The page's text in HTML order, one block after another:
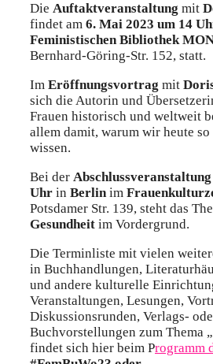
Die Auftaktveranstaltung mit
findet am 6. Mai 2023 um 14
Feministischen Bibliothek
Bernhard-Göring-Str. 152, statt.
Im Eröffnungsvortrag mit
sich die Autorin und
Frauen historisch und weltweit
allem damit, warum wir heute
wissen.
Bei der Abschlussveranstaltung
Uhr in Berlinim
Potsdamer Str. 139, steht das
Gesundheit im Vordergrund.
Die Terminliste mit vielen
in Buchhandlungen,
und andere kulturelle
Veranstaltungen, Lesungen,
Diskussionsrunden, Verlags-
Buchvorstellungen zum Thema
findet sich hier beim Programm